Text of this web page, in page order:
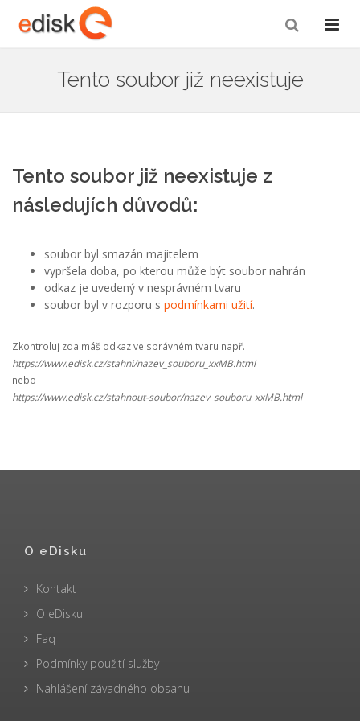
Tento soubor již neexistuje
Tento soubor již neexistuje z
následujích důvodů:
soubor byl smazán majitelem
vypršela doba, po kterou může být soubor nahrán
odkaz je uvedený v nesprávném tvaru
soubor byl v rozporu s podmínkami užití.
Zkontroluj zda máš odkaz ve správném tvaru např.
https://www.edisk.cz/stahni/nazev_souboru_xxMB.html
nebo
https://www.edisk.cz/stahnout-soubor/nazev_souboru_xxMB.html
O eDisku
Kontakt
O eDisku
Faq
Podmínky použití služby
Nahlášení závadného obsahu